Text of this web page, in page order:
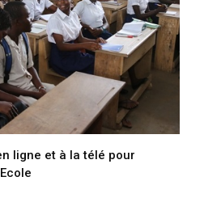
ligne et à la télé pour